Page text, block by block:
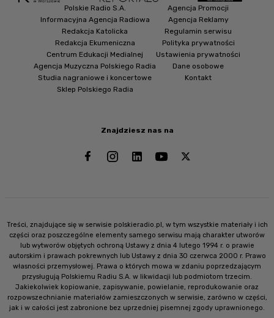
Znajdziesz nas na
Polskie Radio S.A.
Informacyjna Agencja Radiowa
Redakcja Katolicka
Redakcja Ekumeniczna
Centrum Edukacji Medialnej
Agencja Muzyczna Polskiego Radia
Studia nagraniowe i koncertowe
Sklep Polskiego Radia
Agencja Promocji
Agencja Reklamy
Regulamin serwisu
Polityka prywatności
Ustawienia prywatności
Dane osobowe
Kontakt
Treści, znajdujące się w serwisie polskieradio.pl, w tym wszystkie materiały i ich
części oraz poszczególne elementy samego serwisu mają charakter utworów
lub wytworów objętych ochroną Ustawy z dnia 4 lutego 1994 r. o prawie
autorskim i prawach pokrewnych lub Ustawy z dnia 30 czerwca 2000 r. Prawo
własności przemysłowej. Prawa o których mowa w zdaniu poprzedzającym
przysługują Polskiemu Radiu S.A. w likwidacji lub podmiotom trzecim.
Jakiekolwiek kopiowanie, zapisywanie, powielanie, reprodukowanie oraz
rozpowszechnianie materiałów zamieszczonych w serwisie, zarówno w części,
jak i w całości jest zabronione bez uprzedniej pisemnej zgody uprawnionego.